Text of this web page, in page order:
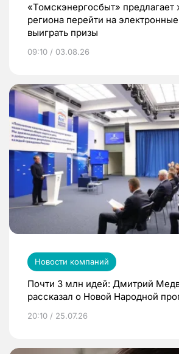
«Томскэнергосбыт» предлагает
региона перейти на
выиграть призы
09:10 / 03.08.26
Новости компаний
Почти 3 млн идей: Дмитрий
рассказал о Новой Народной
20:10 / 25.07.26